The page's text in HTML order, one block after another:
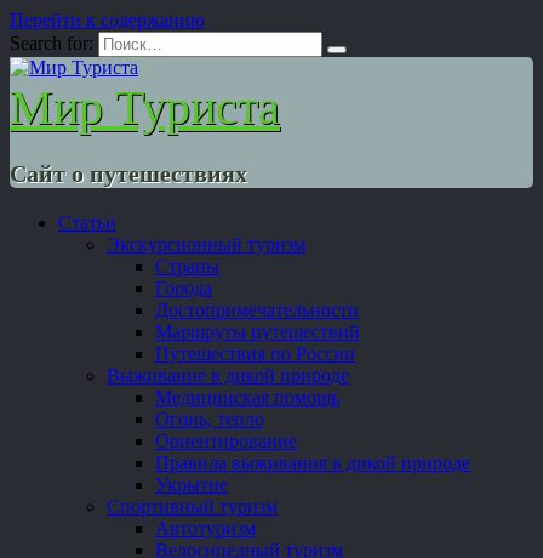
Перейти к содержанию
Search for:
Мир Туриста
Сайт о путешествиях
Статьи
Экскурсионный туризм
Страны
Города
Достопримечательности
Маршруты путешествий
Путешествия по России
Выживание в дикой природе
Медицинская помощь
Огонь, тепло
Ориентирование
Правила выживания в дикой природе
Укрытие
Спортивный туризм
Автотуризм
Велосипедный туризм